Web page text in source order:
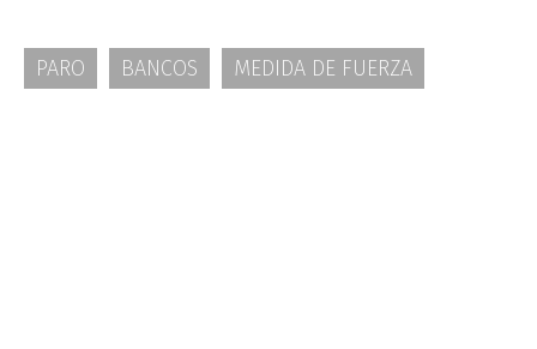
PARO BANCOS MEDIDA DE FUERZA